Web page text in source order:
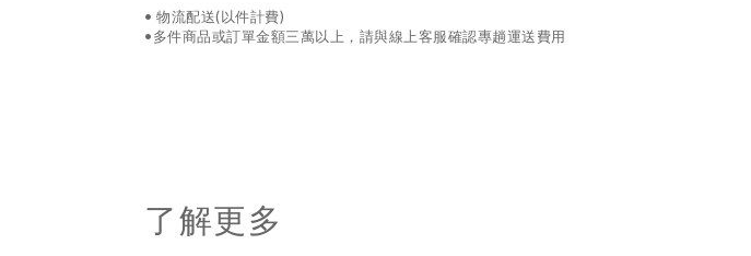
• 物流配送(以件計費)
•多件商品或訂單金額三萬以上，請與線上客服確認專趟運送費用
了解更多